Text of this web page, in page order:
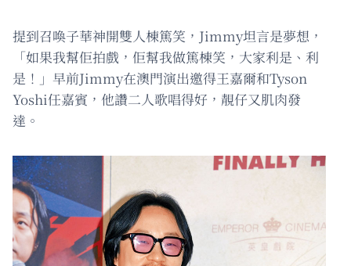
提到召喚子華神開雙人棟篤笑，Jimmy坦言是夢想，
「如果我幫佢拍戲，佢幫我做篤棟笑，大家利是、利
是！」早前Jimmy在澳門演出邀得王嘉爾和Tyson
Yoshi任嘉賓，他讚二人歌唱得好，靚仔又肌肉發
達。